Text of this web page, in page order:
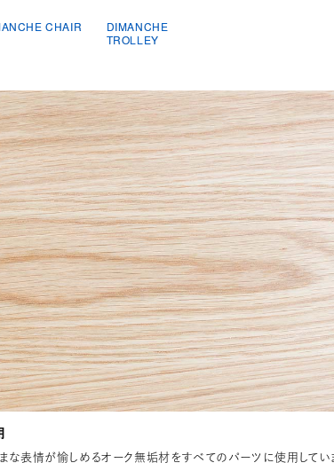
CHAIR
DIMANCHE
TROLLEY
な表情が愉しめるオーク無垢材をすべてのパーツに使用してい